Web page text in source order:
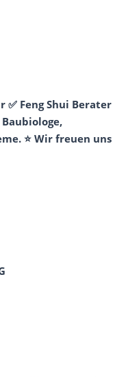
✅ Feng Shui Berater
⭐ Wir freuen uns